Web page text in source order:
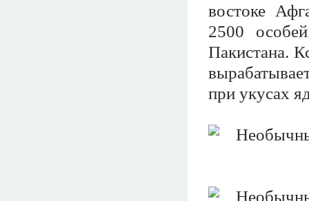
востоке
2500
Пакистана.
при укусах